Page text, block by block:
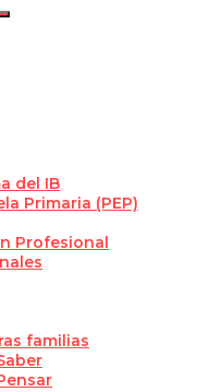
del IB
Primaria (PEP)
Profesional
familias